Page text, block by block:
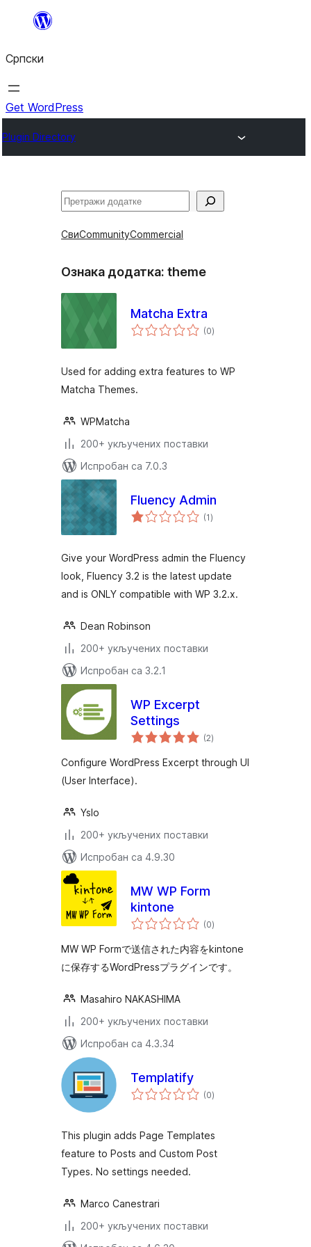
Скочи
садржај
Српски
Get WordPress
Plugin Directory
Претрага
СвиCommunityCommercial
Ознака додатка: theme
Matcha Extra
(0укупних
оцена
)
Used for adding extra features to WP
Matcha Themes.
WPMatcha
200+ укључених поставки
Испробан са 7.0.3
Fluency Admin
(1укупних
оцена
)
Give your WordPress admin the Fluency
look, Fluency 3.2 is the latest update
and is ONLY compatible with WP 3.2.x.
Dean Robinson
200+ укључених поставки
Испробан са 3.2.1
WP Excerpt
Settings
(2укупних
оцена
)
Configure WordPress Excerpt through UI
(User Interface).
Yslo
200+ укључених поставки
Испробан са 4.9.30
MW WP Form
kintone
(0укупних
оцена
)
MW WP Formで送信された内容をkintone
に保存するWordPressプラグインです。
Masahiro NAKASHIMA
200+ укључених поставки
Испробан са 4.3.34
Templatify
(0укупних
оцена
)
This plugin adds Page Templates
feature to Posts and Custom Post
Types. No settings needed.
Marco Canestrari
200+ укључених поставки